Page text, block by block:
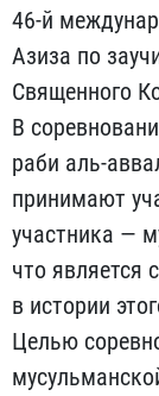
46-й
Азиза по
Священного
В
раби аль-
принимают
участника —
что
в истории
Целью